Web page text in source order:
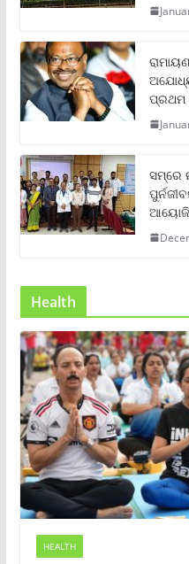
ପ୍ରଥମ
ସମ୍‌ରେ
Health
HEALTH